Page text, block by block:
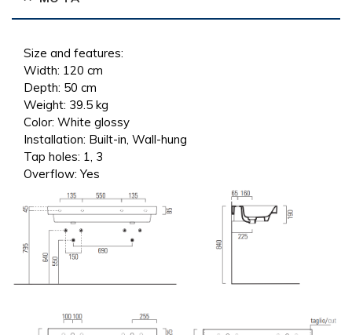
Size and features:
Width: 120 cm
Depth: 50 cm
Weight: 39.5 kg
Color: White glossy
Installation: Built-in, Wall-hung
Tap holes: 1, 3
Overflow:Yes